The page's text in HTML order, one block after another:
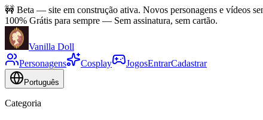
🚧 Beta — site em construção ativa. Novos personagens e vídeos
100% Grátis para sempre — Sem assinatura, sem cartão.
Vanilla Doll
Personagens
Cosplay JogosEntrarCadastrar
Português
Categoria